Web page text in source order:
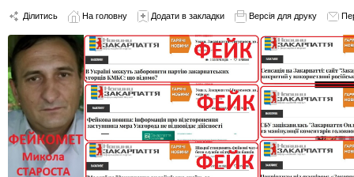
Ділитись На головну Додати в закладки Версія для друку